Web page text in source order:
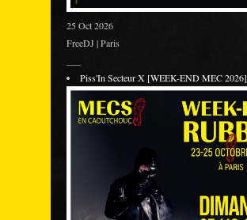
25 Oct 2026
FreeDJ | Paris
Piss'In Secteur X [WEEK-END MEC 2026]